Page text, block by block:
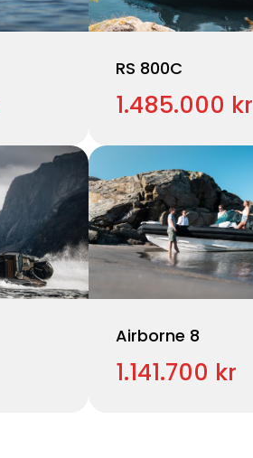
RS 800C
1.485.000 kr
Airborne 8
1.141.700 kr